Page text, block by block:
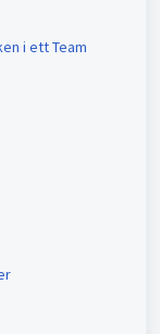
i ett Team